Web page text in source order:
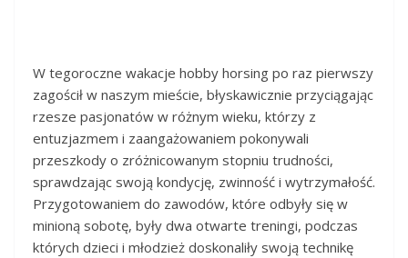
W tegoroczne wakacje hobby horsing po raz pierwszy
zagościł w naszym mieście, błyskawicznie przyciągając
rzesze pasjonatów w różnym wieku, którzy z
entuzjazmem i zaangażowaniem pokonywali
przeszkody o zróżnicowanym stopniu trudności,
sprawdzając swoją kondycję, zwinność i wytrzymałość.
Przygotowaniem do zawodów, które odbyły się w
minioną sobotę, były dwa otwarte treningi, podczas
których dzieci i młodzież doskonaliły swoją technikę